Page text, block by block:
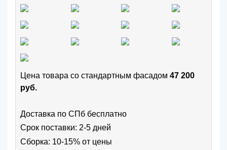
Цена товара cо стандартным фасадом 47 200
руб.
Доставка по СПб бесплатно
Срок поставки: 2-5 дней
Сборка: 10-15% от цены